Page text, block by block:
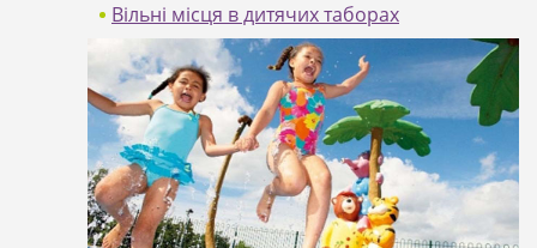
Вільні місця в дитячих таборах
Serdika
22.06 (11 ночей в таборі) - вартість 298
євро (діти до 16 років);
13.07 (11 ночей в таборі) - вартість 298
євро (діти до 16 років) - група закрита;
31.07 (10 ночей в таборі) - вартість 280
євро (діти до 16 років);